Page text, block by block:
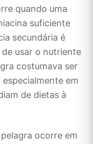
quando uma
suficiente
secundária é
usar o nutriente
costumava ser
em
de dietas à
ocorre em